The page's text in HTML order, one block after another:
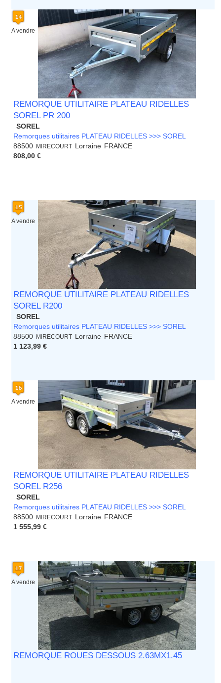
A vendre
REMORQUE UTILITAIRE PLATEAU RIDELLES
SOREL PR 200
SOREL
Remorques utilitaires PLATEAU RIDELLES >>> SOREL
88500
MIRECOURT Lorraine FRANCE
808,00 €
A vendre
REMORQUE UTILITAIRE PLATEAU RIDELLES
SOREL R200
SOREL
Remorques utilitaires PLATEAU RIDELLES >>> SOREL
88500
MIRECOURT Lorraine FRANCE
1 123,99 €
A vendre
REMORQUE UTILITAIRE PLATEAU RIDELLES
SOREL R256
SOREL
Remorques utilitaires PLATEAU RIDELLES >>> SOREL
88500
MIRECOURT Lorraine FRANCE
1 555,99 €
A vendre
REMORQUE ROUES DESSOUS 2.63MX1.45